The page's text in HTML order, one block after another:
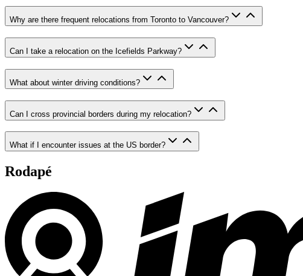
Why are there frequent relocations from Toronto to Vancouver?
Can I take a relocation on the Icefields Parkway?
What about winter driving conditions?
Can I cross provincial borders during my relocation?
What if I encounter issues at the US border?
Rodapé